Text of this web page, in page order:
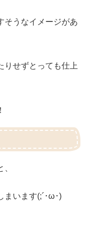
そうなイメージがあ
りせずとっても仕上
まいます(;´･ω･)